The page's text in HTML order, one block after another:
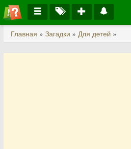
Главная » Загадки » Для детей »